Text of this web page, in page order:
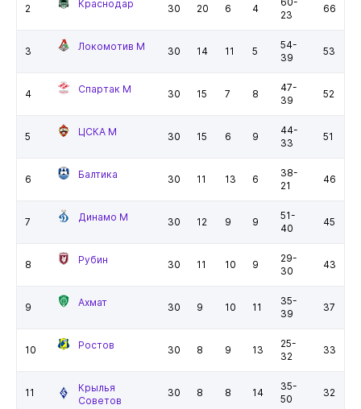
2 Краснодар 30 20 6 4
23
66
3 Локомотив М 30 14 11 5
54-
39
53
4 Спартак М 30 15 7 8
47-
39
52
5 ЦСКА М 30 15 6 9
44-
33
51
6 Балтика 30 11 13 6
38-
21
46
7 Динамо М 30 12 9 9
51-
40
45
8 Рубин 30 11 10 9
29-
30
43
9 Ахмат 30 9 10 11
35-
39
37
10 Ростов 30 8 9 13
25-
32
33
11
Крылья
Советов
30 8 8 14
35-
50
32